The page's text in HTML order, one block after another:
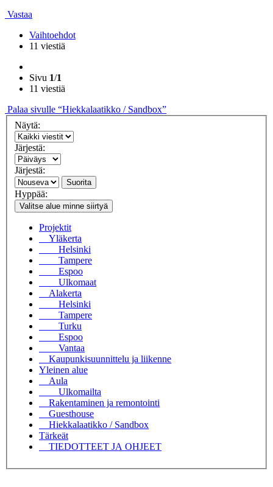
Vastaa
Vaihtoehdot
11 viestiä
Sivu 1/1
11 viestiä
Palaa sivulle “Hiekkalaatikko / Sandbox”
Näytä:
Järjestä:
Järjestä:
Suorita
Hyppää:
Valitse alue minne siirtyä
Projektit
Yläkerta
Helsinki
Tampere
Espoo
Ulkomaat
Alakerta
Helsinki
Tampere
Turku
Espoo
Vantaa
Kaupunkisuunnittelu ja liikenne
Yleinen alue
Aula
Ulkomailta
Rakentaminen ja remontointi
Guesthouse
Hiekkalaatikko / Sandbox
Tärkeät
TIEDOTTEET JA OHJEET